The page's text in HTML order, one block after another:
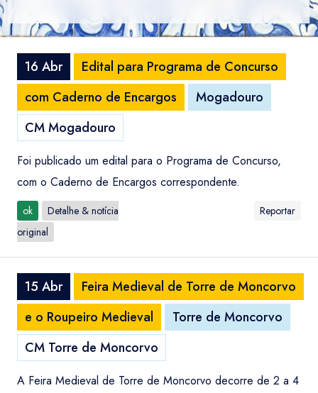
16 Abr
Edital para Programa de Concurso
com Caderno de Encargos
Mogadouro
CM Mogadouro
Foi publicado um edital para o Programa de Concurso,
com o Caderno de Encargos correspondente.
ok
Detalhe & notícia
original
Reportar
15 Abr
Feira Medieval de Torre de Moncorvo
e o Roupeiro Medieval
Torre de Moncorvo
CM Torre de Moncorvo
A Feira Medieval de Torre de Moncorvo decorre de 2 a 4